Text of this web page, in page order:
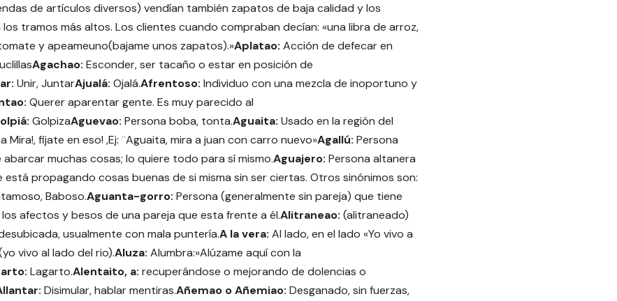
de artículos diversos) vendían también zapatos de baja calidad y los
tramos más altos. Los clientes cuando compraban decían: «una libra de arroz,
y apeameuno(bajame unos zapatos).»Aplatao: Acción de defecar en
Agachao: Esconder, ser tacaño o estar en posición de
Unir, JuntarAjualá: Ojalá.Afrentoso: Individuo con una mezcla de inoportuno y
Querer aparentar gente. Es muy parecido al
GolpizaAguevao: Persona boba, tonta.Aguaita: Usado en la región del
Mira!, fijate en eso! ,Ej: ¨Aguaita, mira a juan con carro nuevo»Agallú: Persona
muchas cosas; lo quiere todo para sí mismo.Aguajero: Persona altanera
está propagando cosas buenas de si misma sin ser ciertas. Otros sinónimos son:
Baboso.Aguanta-gorro: Persona (generalmente sin pareja) que tiene
afectos y besos de una pareja que esta frente a él.Alitraneao: (alitraneado)
usualmente con mala puntería.A la vera: Al lado, en el lado «Yo vivo a
vivo al lado del rio).Aluza: Alumbra:»Alúzame aquí con la
Lagarto.Alentaito, a: recuperándose o mejorando de dolencias o
Disimular, hablar mentiras.Añemao o Añemiao: Desganado, sin fuerzas,